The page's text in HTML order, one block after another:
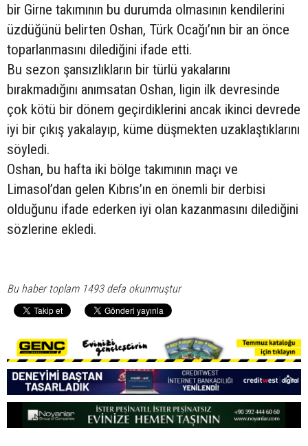
bir Girne takımının bu durumda olmasının kendilerini
üzdüğünü belirten Oshan, Türk Ocağı’nın bir an önce
toparlanmasını dilediğini ifade etti.
Bu sezon şansızlıkların bir türlü yakalarını
bırakmadığını anımsatan Oshan, ligin ilk devresinde
çok kötü bir dönem geçirdiklerini ancak ikinci devrede
iyi bir çıkış yakalayıp, küme düşmekten uzaklaştıklarını
söyledi.
Oshan, bu hafta iki bölge takımının maçı ve
Limasol’dan gelen Kıbrıs’ın en önemli bir derbisi
olduğunu ifade ederken iyi olan kazanmasını dilediğini
sözlerine ekledi.
Bu haber toplam 1493 defa okunmuştur